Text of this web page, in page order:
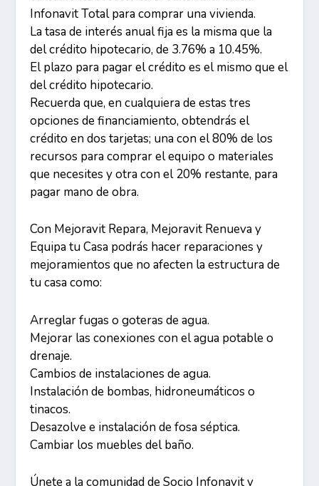
Infonavit Total para comprar una vivienda.
La tasa de interés anual fija es la misma que la
del crédito hipotecario, de 3.76% a 10.45%.
El plazo para pagar el crédito es el mismo que el
del crédito hipotecario.
Recuerda que, en cualquiera de estas tres
opciones de financiamiento, obtendrás el
crédito en dos tarjetas; una con el 80% de los
recursos para comprar el equipo o materiales
que necesites y otra con el 20% restante, para
pagar mano de obra.
Con Mejoravit Repara, Mejoravit Renueva y
Equipa tu Casa podrás hacer reparaciones y
mejoramientos que no afecten la estructura de
tu casa como:
Arreglar fugas o goteras de agua.
Mejorar las conexiones con el agua potable o
drenaje.
Cambios de instalaciones de agua.
Instalación de bombas, hidroneumáticos o
tinacos.
Desazolve e instalación de fosa séptica.
Cambiar los muebles del baño.
Únete a la comunidad de Socio Infonavit y